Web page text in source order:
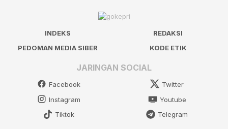
INDEKS
REDAKSI
PEDOMAN MEDIA SIBER
KODE ETIK
JARINGAN SOCIAL
Facebook
Twitter
Instagram
Youtube
Tiktok
Telegram